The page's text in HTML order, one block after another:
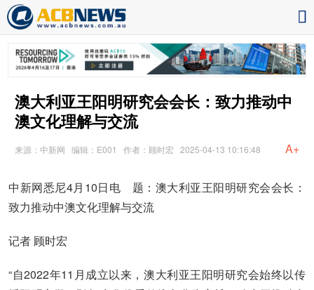
澳大利亚王阳明研究会会长：致力推动中
澳文化理解与交流
来源：中新网 编辑：E001 作者：顾时宏 2025-04-13 10:16:48 A+
中新网悉尼4月10日电 题：澳大利亚王阳明研究会会长：
致力推动中澳文化理解与交流
记者 顾时宏
“自2022年11月成立以来，澳大利亚王阳明研究会始终以传